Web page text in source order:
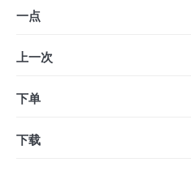
一点
上一次
下单
下载